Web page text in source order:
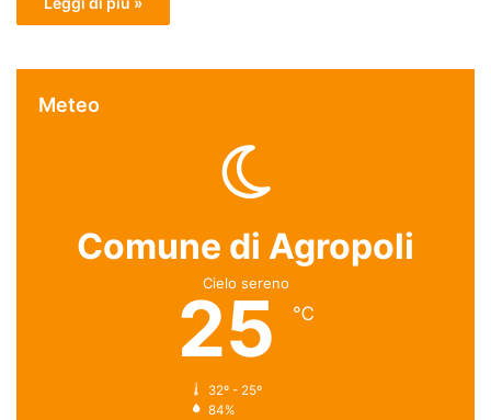
Meteo
Comune di Agropoli
Cielo sereno
25 ℃
32º - 25º
84%